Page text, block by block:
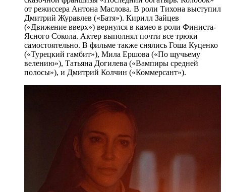
от режиссера Антона Маслова. В роли Тихона выступил
Дмитрий Журавлев («Батя»). Кирилл Зайцев
(«Движение вверх») вернулся в камео в роли Финиста-
Ясного Сокола. Актер выполнял почти все трюки
самостоятельно. В фильме также снялись Гоша Куценко
(«Турецкий гамбит»), Мила Ершова («По щучьему
велению»), Татьяна Догилева («Вампиры средней
полосы»), и Дмитрий Колчин («Коммерсант»).